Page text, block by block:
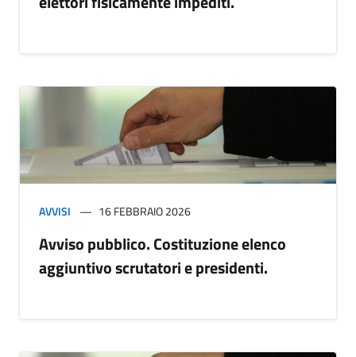
AVVISI 16 FEBBRAIO 2026
Avviso pubblico. Costituzione elenco
aggiuntivo scrutatori e presidenti.